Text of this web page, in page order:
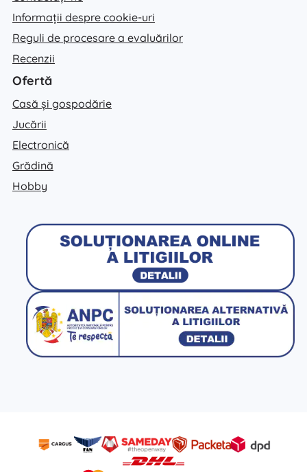
Informații despre cookie-uri
Reguli de procesare a evaluărilor
Recenzii
Ofertă
Casă și gospodărie
Jucării
Electronică
Grădină
Hobby